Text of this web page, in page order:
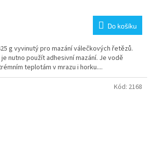
Do košíku
g vyvinutý pro mazání válečkových řetězů.
nutno použít adhesivní mazání. Je vodě
teplotám v mrazu i horku....
Kód: 2168